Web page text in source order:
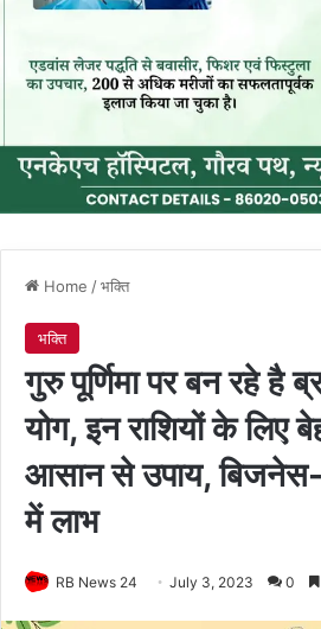
Home /भक्ति
भक्ति
गुरु पूर्णिमा पर बन रहे है
योग, इन राशियों के लिए
आसान से उपाय, बिजनेस-
में लाभ
RB News 24 July 3, 2023 0